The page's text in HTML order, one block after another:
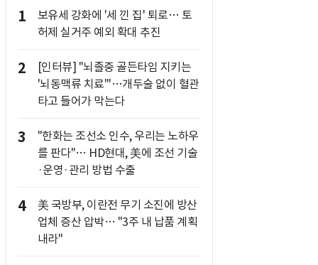
1
보유세 강화에 '세 낀 집' 퇴로… 토
허제 실거주 예외 확대 추진
2
[인터뷰] "뇌졸중 골든타임 지키는
'뇌동맥류 치료'"…개두술 없이 혈관
타고 들어가 막는다
3
"한화는 조선소 인수, 우리는 노하우
를 판다"… HD현대, 美에 조선 기술
·운영·관리 방법 수출
4
美 국방부, 이란전 무기 소진에 방산
업체 증산 압박… "3주 내 납품 계획
내라"